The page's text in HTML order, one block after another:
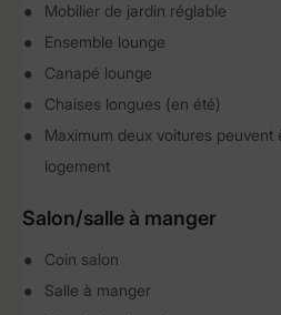
Mobilier de jardin réglable
Ensemble lounge
Canapé lounge
Chaises longues (en été)
Maximum deux voitures peuvent
logement
Salon/salle à manger
Coin salon
Salle à manger